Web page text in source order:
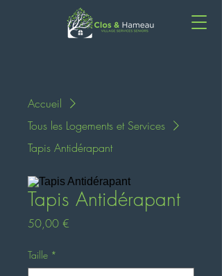
Accueil
Tous les Logements et Services
Tapis Antidérapant
Tapis Antidérapant
50,00 €
Taille *